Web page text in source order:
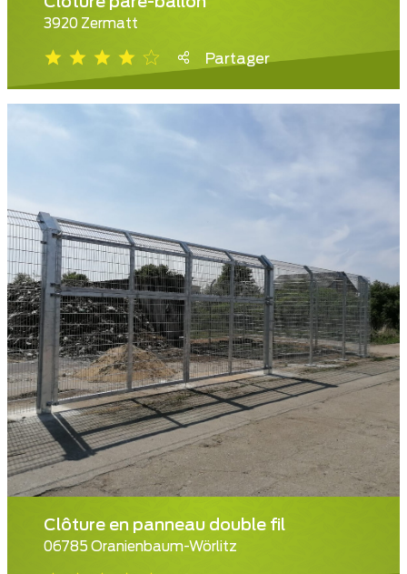
3920 Zermatt
Partager
Clôture en panneau double fil
06785 Oranienbaum-Wörlitz